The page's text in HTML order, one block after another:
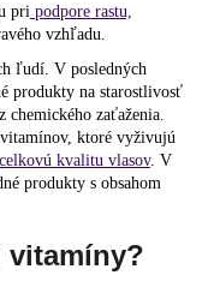
pri podpore rastu,
vzhľadu.
ľudí. V posledných
produkty na starostlivosť
zaťaženia.
ktoré vyživujú
celkovú kvalitu vlasov. V
produkty s obsahom
vitamíny?